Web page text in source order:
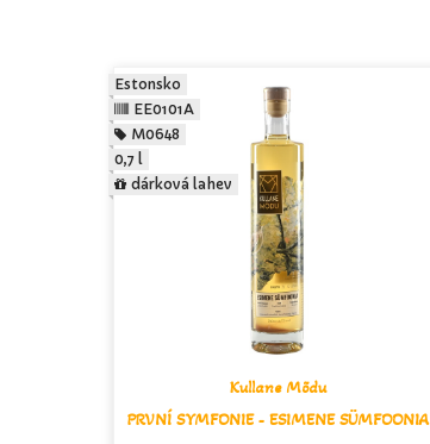
Kullane Mõdu
PRVNÍ SYMFONIE - ESIMENE SÜMFOONIA
Estonsko
EE0101A
M0648
0,7 l
dárková lahev